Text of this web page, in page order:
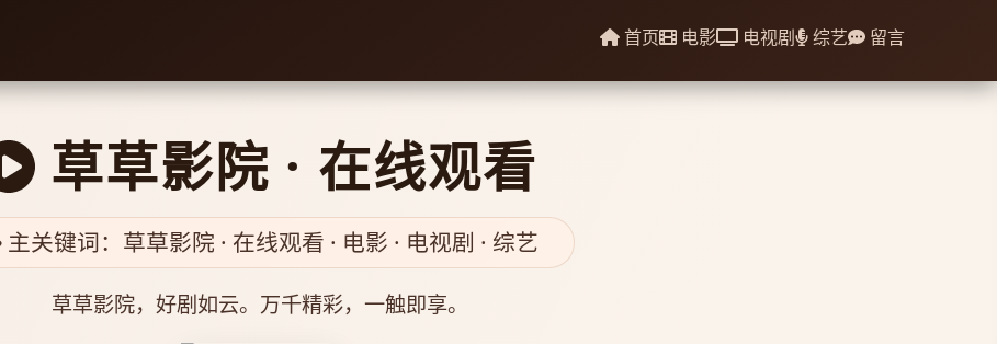
首页 电影 电视剧 综艺 留言
草草影院 · 在线观看
主关键词：草草影院 · 在线观看 · 电影 · 电视剧 · 综艺
草草影院，好剧如云。万千精彩，一触即享。